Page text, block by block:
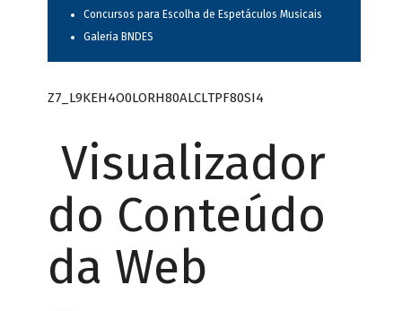
Concursos para Escolha de Espetáculos Musicais
Galeria BNDES
Z7_L9KEH4O0LORH80ALCLTPF80SI4
Visualizador
do Conteúdo
da Web